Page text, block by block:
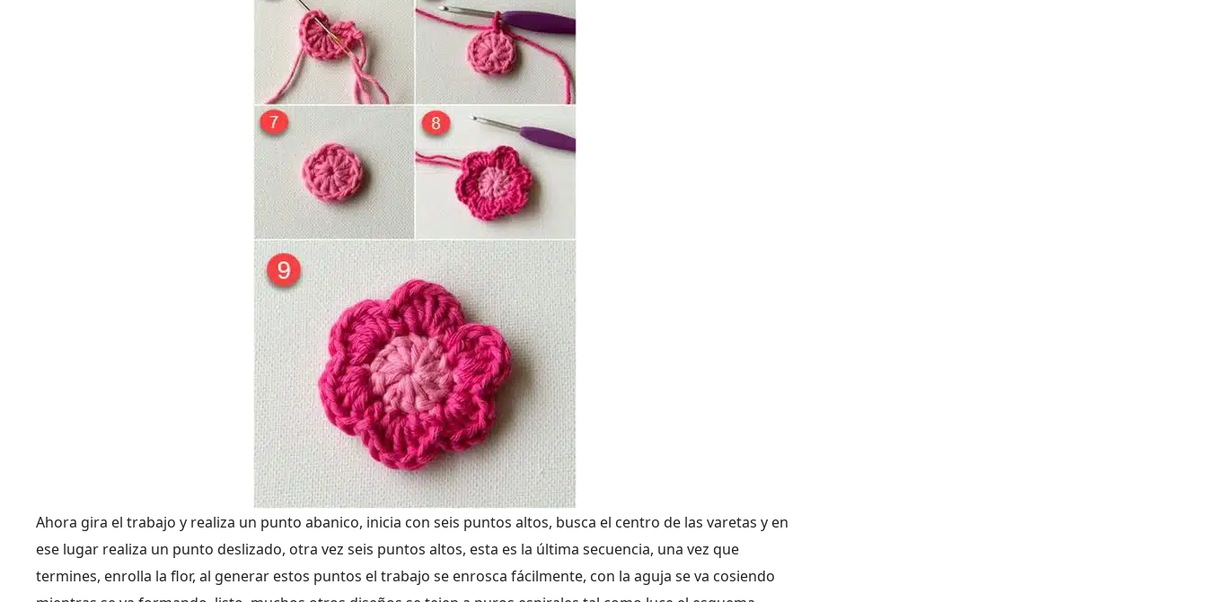
Ahora gira el trabajo y realiza un punto abanico, inicia con seis puntos altos, busca el centro de las varetas y en
ese lugar realiza un punto deslizado, otra vez seis puntos altos, esta es la última secuencia, una vez que
termines, enrolla la flor, al generar estos puntos el trabajo se enrosca fácilmente, con la aguja se va cosiendo